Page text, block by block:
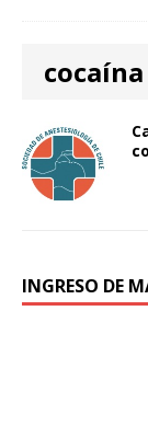
cocaína
INGRESO DE